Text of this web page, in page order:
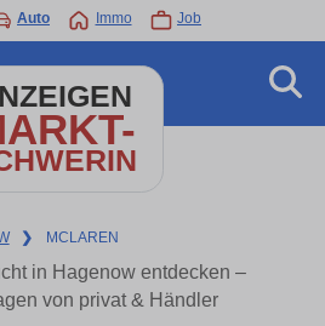
Auto Immo Job
❯ MCLAREN
in Hagenow entdecken –
von privat & Händler